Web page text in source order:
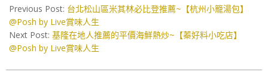
02-
24
Previous Post: 台北松山區米其林必比登推薦~【杭州小籠湯包】
@Posh by Live賞味人生
Next Post: 基隆在地人推薦的平價海鮮熱炒~【蓁好料小吃店】
@Posh by Live賞味人生